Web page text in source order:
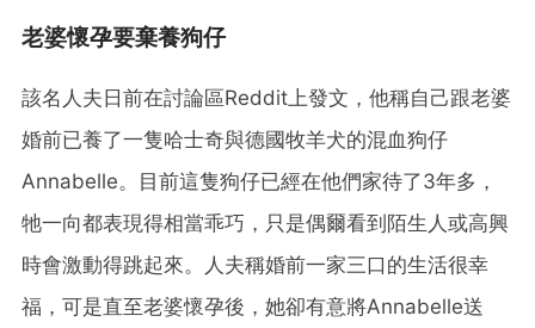
老婆懷孕要棄養狗仔
該名人夫日前在討論區Reddit上發文，他稱自己跟老婆
婚前已養了一隻哈士奇與德國牧羊犬的混血狗仔
Annabelle。目前這隻狗仔已經在他們家待了3年多，
牠一向都表現得相當乖巧，只是偶爾看到陌生人或高興
時會激動得跳起來。人夫稱婚前一家三口的生活很幸
福，可是直至老婆懷孕後，她卻有意將Annabelle送